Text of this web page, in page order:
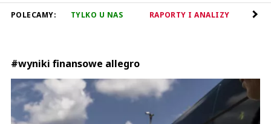
POLECAMY: TYLKO U NAS RAPORTY I ANALIZY
#wyniki finansowe allegro